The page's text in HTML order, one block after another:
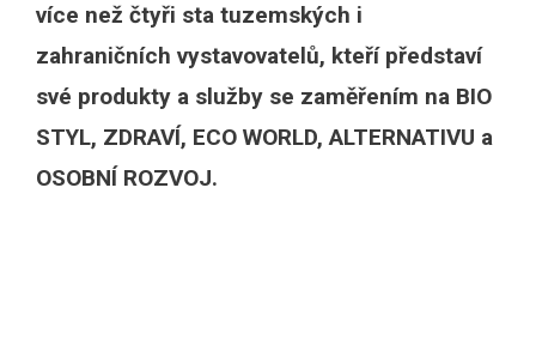
více než čtyři sta tuzemských i
zahraničních vystavovatelů, kteří představí
své produkty a služby se zaměřením na BIO
STYL, ZDRAVÍ, ECO WORLD, ALTERNATIVU a
OSOBNÍ ROZVOJ.